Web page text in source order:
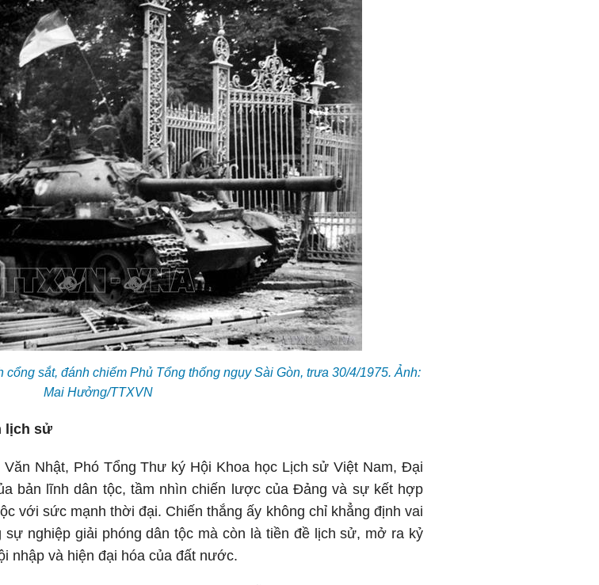
sắt, đánh chiếm Phủ Tổng thống ngụy Sài Gòn, trưa 30/4/1975. Ảnh:
Mai Hưởng/TTXVN
lịch sử
Nhật, Phó Tổng Thư ký Hội Khoa học Lịch sử Việt Nam, Đại
bản lĩnh dân tộc, tầm nhìn chiến lược của Đảng và sự kết hợp
với sức mạnh thời đại. Chiến thắng ấy không chỉ khẳng định vai
nghiệp giải phóng dân tộc mà còn là tiền đề lịch sử, mở ra kỷ
nhập và hiện đại hóa của đất nước.